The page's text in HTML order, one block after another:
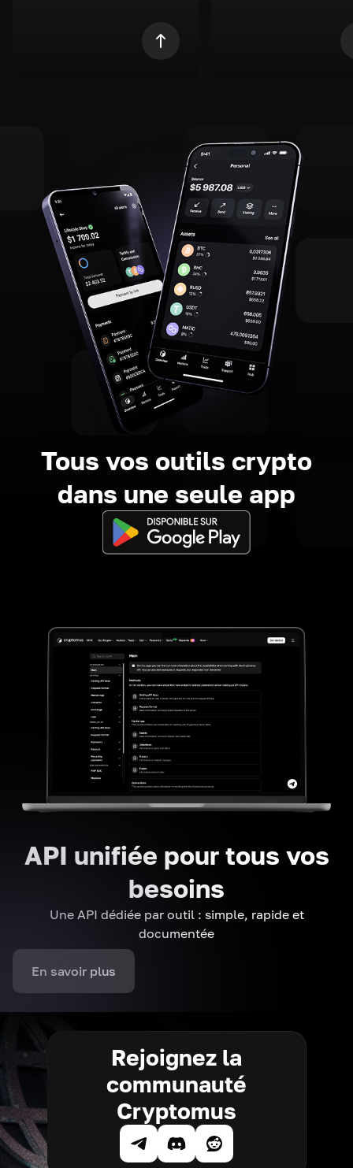
Tous vos outils crypto
dans une seule app
API unifiée pour tous vos
besoins
Une API dédiée par outil : simple, rapide et
documentée
En savoir plus
Rejoignez la
communauté
Cryptomus